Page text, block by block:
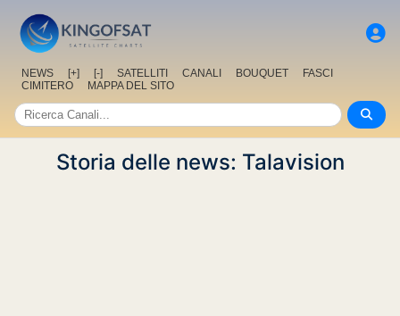
NEWS [+] [-] SATELLITI CANALI BOUQUET
FASCI
CIMITERO
MAPPA DEL SITO
Storia delle news: Talavision